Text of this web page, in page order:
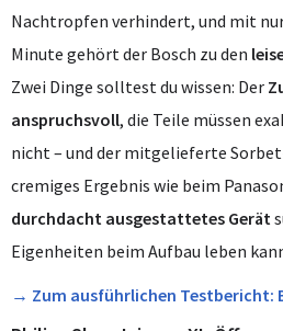
Nachtropfen verhindert, und mit
Minute gehört der Bosch zu den
Zwei Dinge solltest du wissen: Der
anspruchsvoll, die Teile müssen
nicht – und der mitgelieferte
cremiges Ergebnis wie beim
durchdacht ausgestattetes Gerät
Eigenheiten beim Aufbau leben
→ Zum ausführlichen Testbericht: